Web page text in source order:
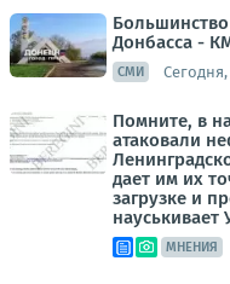
Донбасса -
СМИ Сегодня,
Помните, в
атаковали
дает им их
загрузке и
науськивает
МНЕНИЯ